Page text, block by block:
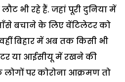
भी रहे हैं. जहां पूरी दुनिया में
बचाने के लिए वेंटिलेटर को
बिहार में अब तक किसी भी
या आईसीयू में रखने की
लोगों पर कोरोना आक्रमण तो